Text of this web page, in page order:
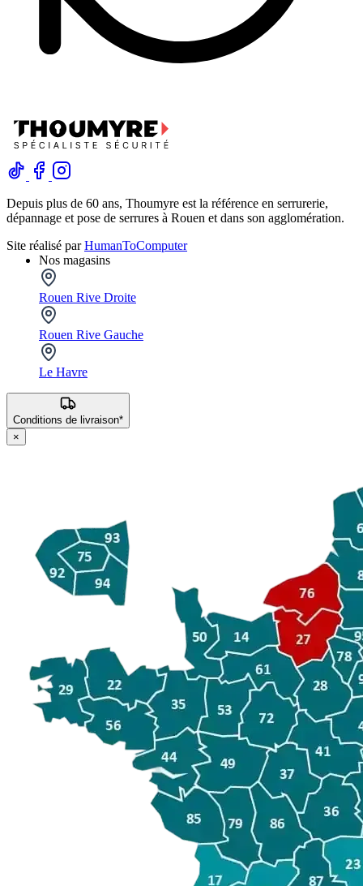
Depuis plus de 60 ans, Thoumyre est la référence en serrurerie,
dépannage et pose de serrures à Rouen et dans son agglomération.
Site réalisé parHumanToComputer
Nos magasins
Rouen Rive Droite
Rouen Rive Gauche
Le Havre
Conditions de livraison*
×